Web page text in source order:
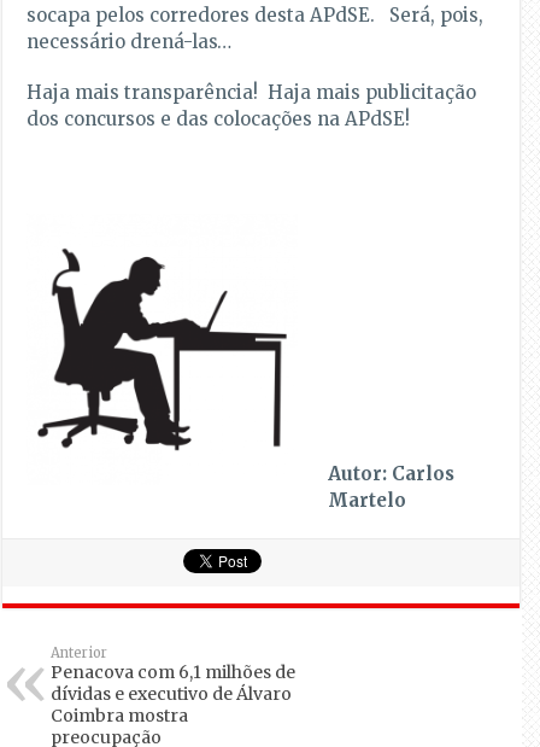
socapa pelos corredores desta APdSE. Será, pois,
necessário drená-las…
Haja mais transparência! Haja mais publicitação
dos concursos e das colocações na APdSE!
Autor: Carlos
Martelo
Anterior
Penacova com 6,1 milhões de
dívidas e executivo de Álvaro
Coimbra mostra
preocupação